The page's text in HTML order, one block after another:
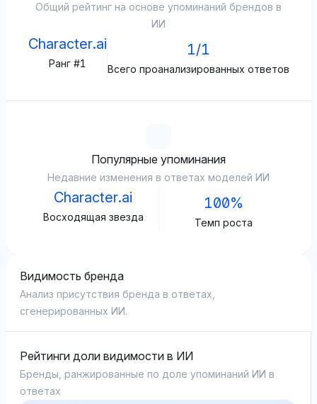
Общий рейтинг на основе упоминаний брендов в
ИИ
Character.ai
Ранг #1
1/1
Всего проанализированных ответов
Популярные упоминания
Недавние изменения в ответах моделей ИИ
Character.ai
Восходящая звезда
100%
Темп роста
Видимость бренда
Анализ присутствия бренда в ответах,
сгенерированных ИИ.
Рейтинги доли видимости в ИИ
Бренды, ранжированные по доле упоминаний ИИ в
ответах